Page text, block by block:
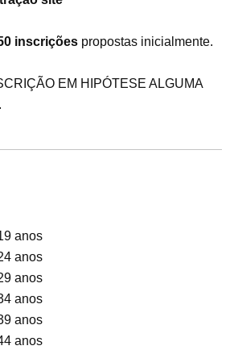
inscrições propostas inicialmente.
EM HIPÓTESE ALGUMA
anos
anos
anos
anos
anos
anos